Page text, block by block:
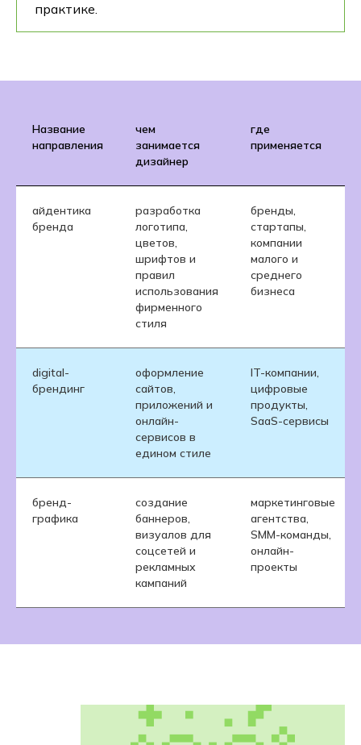
практике.
Название
направления
чем
занимается
дизайнер
где
применяется
айдентика
бренда
разработка
логотипа,
цветов,
шрифтов и
правил
использования
фирменного
стиля
бренды,
стартапы,
компании
малого и
среднего
бизнеса
digital-
брендинг
оформление
сайтов,
приложений и
онлайн-
сервисов в
едином стиле
IT-компании,
цифровые
продукты,
SaaS-сервисы
бренд-
графика
создание
баннеров,
визуалов для
соцсетей и
рекламных
кампаний
маркетинговые
агентства,
SMM-команды,
онлайн-
проекты